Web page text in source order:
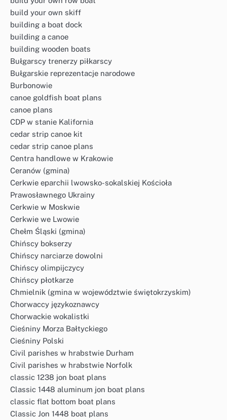
build your own skiff
building a boat dock
building a canoe
building wooden boats
Bułgarscy trenerzy piłkarscy
Bułgarskie reprezentacje narodowe
Burbonowie
canoe goldfish boat plans
canoe plans
CDP w stanie Kalifornia
cedar strip canoe kit
cedar strip canoe plans
Centra handlowe w Krakowie
Ceranów (gmina)
Cerkwie eparchii lwowsko-sokalskiej Kościoła
Prawosławnego Ukrainy
Cerkwie w Moskwie
Cerkwie we Lwowie
Chełm Śląski (gmina)
Chińscy bokserzy
Chińscy narciarze dowolni
Chińscy olimpijczycy
Chińscy płotkarze
Chmielnik (gmina w województwie świętokrzyskim)
Chorwaccy językoznawcy
Chorwackie wokalistki
Cieśniny Morza Bałtyckiego
Cieśniny Polski
Civil parishes w hrabstwie Durham
Civil parishes w hrabstwie Norfolk
classic 1238 jon boat plans
Classic 1448 aluminum jon boat plans
classic flat bottom boat plans
Classic Jon 1448 boat plans